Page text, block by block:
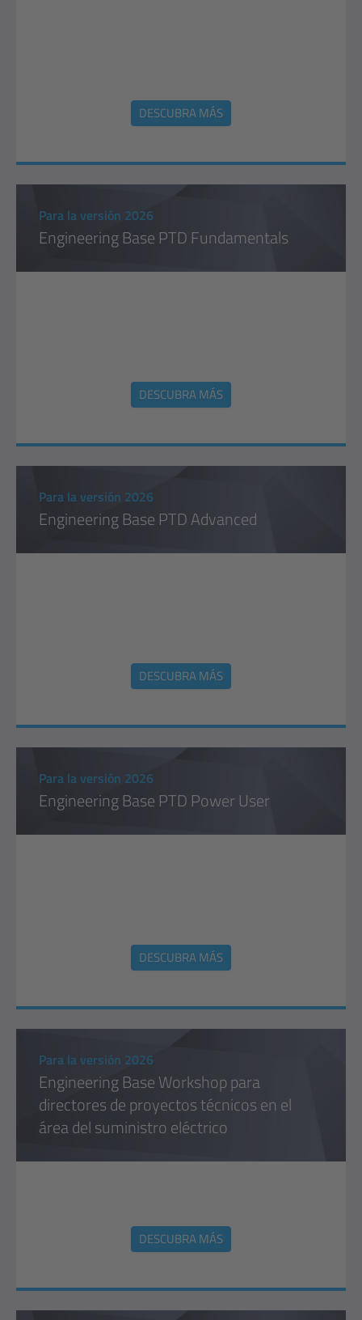
DESCUBRA MÁS
Para la versión 2026
Engineering Base PTD Fundamentals
DESCUBRA MÁS
Para la versión 2026
Engineering Base PTD Advanced
DESCUBRA MÁS
Para la versión 2026
Engineering Base PTD Power User
DESCUBRA MÁS
Para la versión 2026
Engineering Base Workshop para
directores de proyectos técnicos en el
área del suministro eléctrico
DESCUBRA MÁS